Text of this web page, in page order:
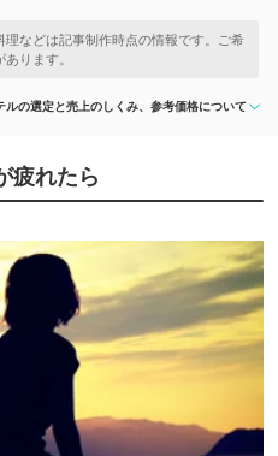
ルの選定と売上のしくみ、参考価格について
疲れたら